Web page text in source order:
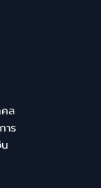
ล
าร